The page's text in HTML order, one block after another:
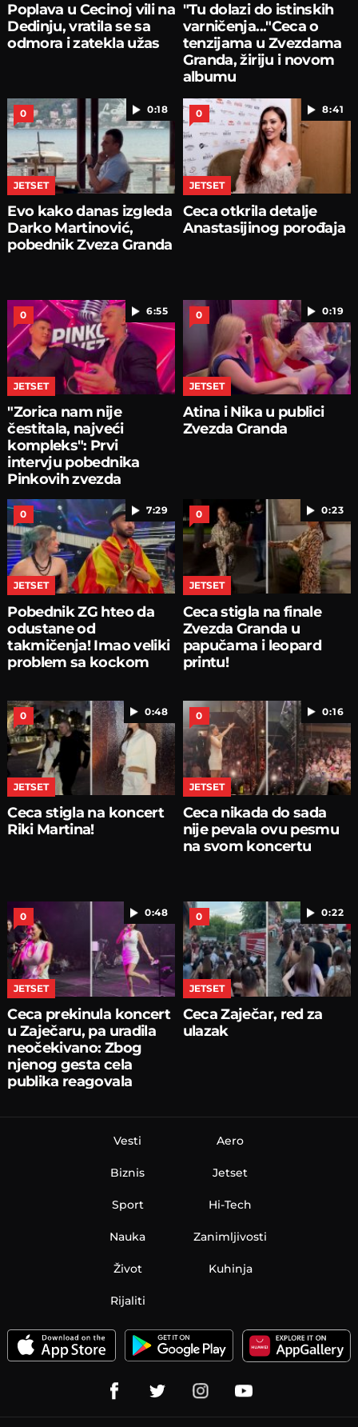
Poplava u Cecinoj vili na
Dedinju, vratila se sa
odmora i zatekla užas
"Tu dolazi do istinskih
varničenja..."Ceca o
tenzijama u Zvezdama
Granda, žiriju i novom
albumu
0:18
0
JETSET
Evo kako danas izgleda
Darko Martinović,
pobednik Zveza Granda
8:41
0
JETSET
Ceca otkrila detalje
Anastasijinog porođaja
6:55
0
JETSET
"Zorica nam nije
čestitala, najveći
kompleks": Prvi
intervju pobednika
Pinkovih zvezda
0:19
0
JETSET
Atina i Nika u publici
Zvezda Granda
7:29
0
JETSET
Pobednik ZG hteo da
odustane od
takmičenja! Imao veliki
problem sa kockom
0:23
0
JETSET
Ceca stigla na finale
Zvezda Granda u
papučama i leopard
printu!
0:48
0
JETSET
Ceca stigla na koncert
Riki Martina!
0:16
0
JETSET
Ceca nikada do sada
nije pevala ovu pesmu
na svom koncertu
0:48
0
JETSET
Ceca prekinula koncert
u Zaječaru, pa uradila
neočekivano: Zbog
njenog gesta cela
publika reagovala
0:22
0
JETSET
Ceca Zaječar, red za
ulazak
Vesti
Biznis
Sport
Nauka
Aero
Jetset
Hi-Tech
Zanimljivosti
Život Kuhinja
Rijaliti